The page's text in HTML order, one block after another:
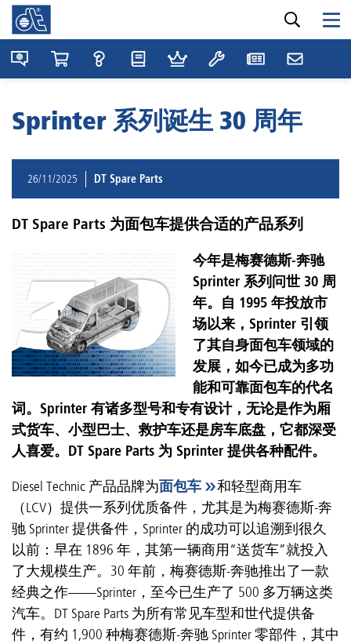
Sprinter 系列诞生 30 周年
26/11/2025 DT Spare Parts
DT Spare Parts 为面包车提供合适的产品系列
今年是梅赛德斯-奔驰
Sprinter 系列问世 30 周
年。自 1995 年投放市
场以来，Sprinter 引领
了其自身面包车领域的
发展，如今已成为多功
能和可靠面包车的代名
词。Sprinter 有诸多型号和专有设计，无论是作为厢
式货车、小型巴士、救护车还是房车底盘，它都深受
人喜爱。DT Spare Parts 为 Sprinter 提供各种配件。
Diesel Technic 产品品牌为面包车
和轻型商用车
（LCV）提供一系列优质备件，尤其是为梅赛德斯-奔
驰 Sprinter 提供备件，Sprinter 的成功可以追溯到很久
以前：早在 1896 年，其第一辆商用“送货车”就投入
了大规模生产。30 年前，梅赛德斯-奔驰推出了一款
经典之作——Sprinter，至今已生产了 500 多万辆这类
汽车。DT Spare Parts 为所有常见车型和世代提供备
件，有约 1,900 种梅赛德斯-奔驰 Sprinter 零部件，其中